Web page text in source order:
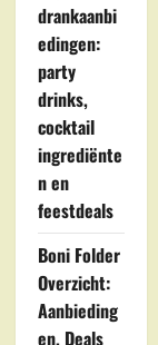
drankaanbi
edingen:
party
drinks,
cocktail
ingrediënte
n en
feestdeals
Boni Folder
Overzicht:
Aanbieding
en, Deals